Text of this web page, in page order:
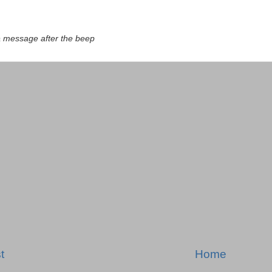
message after the beep
Home